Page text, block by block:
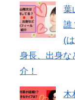
葉
誰
(
身長、出身な
介！
木